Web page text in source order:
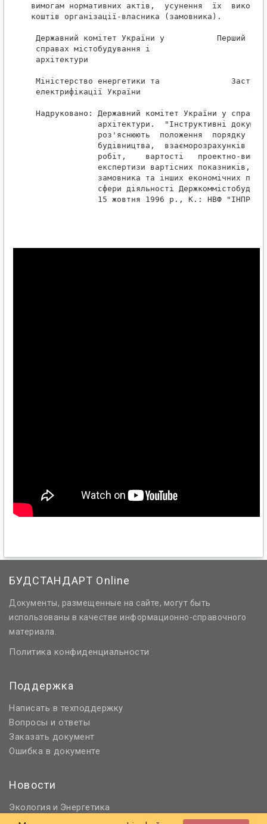
вимогам нормативних актів,  усунення  їх
коштів організації-власника (замовника).
Державний комітет України у           Перший
справах містобудування і
архітектури
Міністерство енергетики та
електрифікації України
Надруковано: Державний комітет України у
архітектури.  "Інструктивні
роз'яснюють  положення  порядку
будівництва,  взаєморозрахунків за
робіт,    вартості   проектно-
експертизи вартісних показників,
замовника та інших економічних
сфери діяльності
15 жовтня 1996 р., К.: НВФ
БУДСТАНДАРТ Online
Документы, размещенные на сайте, могут быть
использованы в качестве информационно-справочного
материала.
Политика конфиденциальности
Поддержка
Написать в техподдержку
Вопросы и ответы
Заказать документ
Ошибка в документе
Новости
Экология и Энергетика
Нормативное регулирование